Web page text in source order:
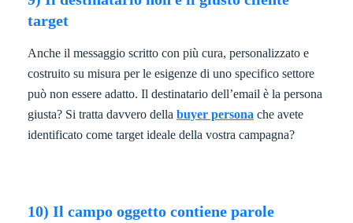
target
Anche il messaggio scritto con più cura, personalizzato e
costruito su misura per le esigenze di uno specifico settore
può non essere adatto. Il destinatario dell’email è la persona
giusta? Si tratta davvero della buyer persona che avete
identificato come target ideale della vostra campagna?
10) Il campo oggetto contiene parole